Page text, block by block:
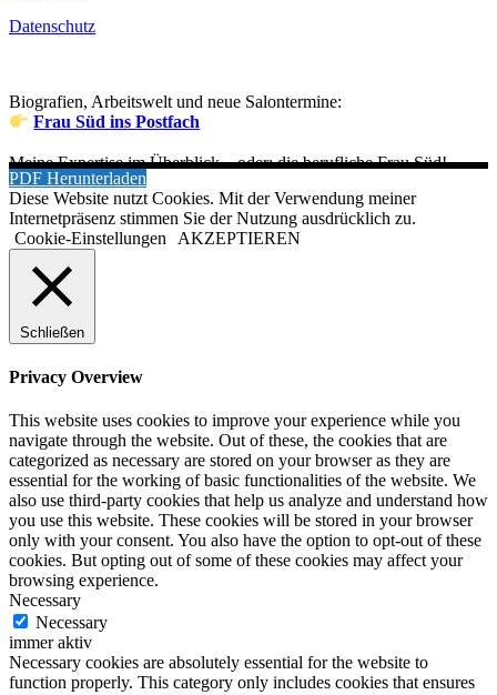
Datenschutz
Biografien, Arbeitswelt und neue Salontermine:
Frau Süd ins Postfach
Meine Expertise im Überblick – oder: die berufliche Frau Süd!
PDF Herunterladen
Diese Website nutzt Cookies. Mit der Verwendung meiner
Internetpräsenz stimmen Sie der Nutzung ausdrücklich zu.
Cookie-Einstellungen
AKZEPTIEREN
Schließen
Privacy Overview
This website uses cookies to improve your experience while you
navigate through the website. Out of these, the cookies that are
categorized as necessary are stored on your browser as they are
essential for the working of basic functionalities of the website. We
also use third-party cookies that help us analyze and understand how
you use this website. These cookies will be stored in your browser
only with your consent. You also have the option to opt-out of these
cookies. But opting out of some of these cookies may affect your
browsing experience.
Necessary
Necessary
immer aktiv
Necessary cookies are absolutely essential for the website to
function properly. This category only includes cookies that ensures